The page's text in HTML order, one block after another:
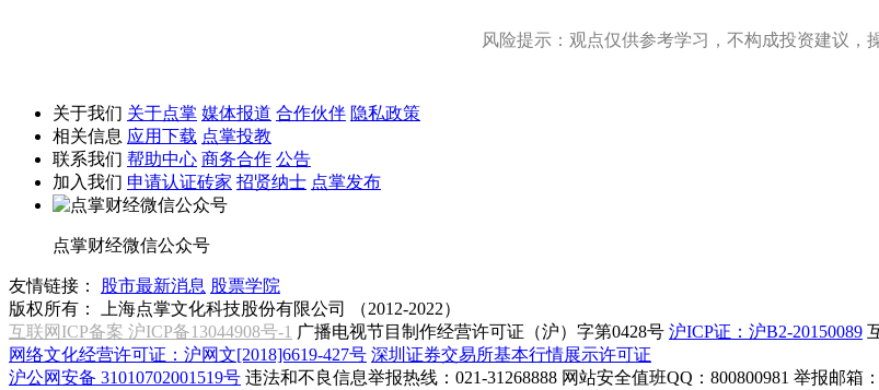
风险提示：观点仅供参考学习，不构成投资建议，
关于我们 关于点掌 媒体报道 合作伙伴 隐私政策
相关信息 应用下载 点掌投教
联系我们 帮助中心 商务合作 公告
加入我们 申请认证砖家 招贤纳士 点掌发布
点掌财经微信公众号
友情链接： 股市最新消息 股票学院
版权所有：
上海点掌文化科技股份有限公司 （2012-2022）
互联网ICP备案 沪ICP备13044908号-1 广播电视节目制作经营许可证（沪）字第0428号 沪ICP证：沪B2-20150089
网络文化经营许可证：沪网文[2018]6619-427号 深圳证券交易所基本行情展示许可证
沪公网安备 31010702001519号 违法和不良信息举报热线：021-31268888 网站安全值班QQ：800800981 举报邮箱：